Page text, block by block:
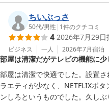
ちいぶっさ
50代/男性 | 1件のクチコミ
4 2026年7月29日
ビジネス 一人 2026年7月宿泊
部屋は清潔だがテレビの機能に少
部屋は清潔で快適でした。設置
ラエティが少なく、NETFLIXボ
ンしろというものでした。久し